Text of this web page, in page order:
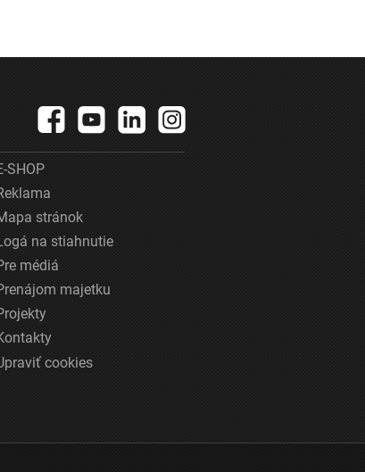
SHOP
stránok
na stiahnutie
médiá
majetku
cookies